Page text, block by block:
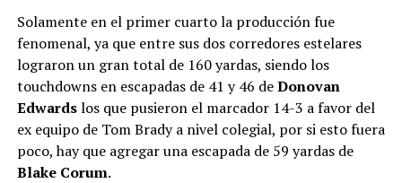
Solamente en el primer cuarto la producción fue
fenomenal, ya que entre sus dos corredores estelares
lograron un gran total de 160 yardas, siendo los
touchdowns en escapadas de 41 y 46 deDonovan
Edwardslos que pusieron el marcador 14-3 a favor del
ex equipo de Tom Brady a nivel colegial, por si esto fuera
poco, hay que agregar una escapada de 59 yardas de
Blake Corum.